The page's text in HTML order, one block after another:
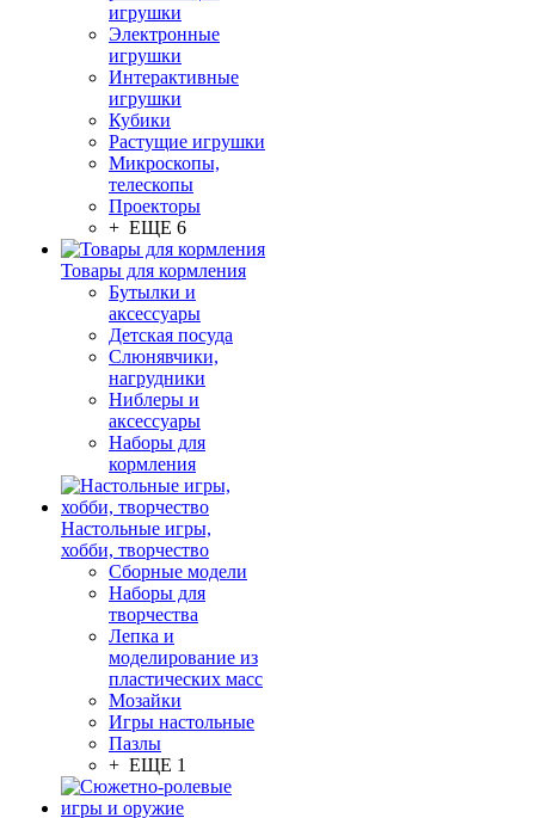
игрушки
Электронные
игрушки
Интерактивные
игрушки
Кубики
Растущие игрушки
Микроскопы,
телескопы
Проекторы
+ ЕЩЕ 6
Товары для кормления
Бутылки и
аксессуары
Детская посуда
Слюнявчики,
нагрудники
Ниблеры и
аксессуары
Наборы для
кормления
Настольные игры,
хобби, творчество
Сборные модели
Наборы для
творчества
Лепка и
моделирование из
пластических масс
Мозайки
Игры настольные
Пазлы
+ ЕЩЕ 1